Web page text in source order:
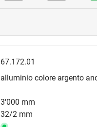
67.172.01
alluminio colore argento
3'000 mm
32/2 mm